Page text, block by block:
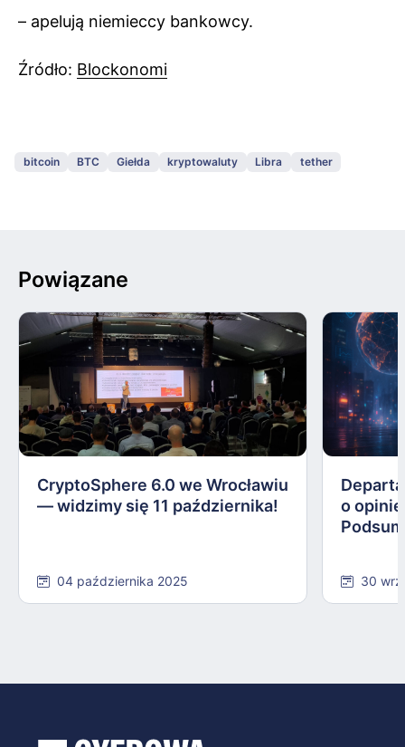
– apelują niemieccy bankowcy.
Źródło: Blockonomi
bitcoin BTC Giełda kryptowaluty Libra tether
Powiązane
CryptoSphere 6.0 we Wrocławiu
— widzimy się 11 października!
04 października 2025
o opinie
30